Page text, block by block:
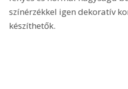
színérzékkel igen dekoratív
készíthetők.